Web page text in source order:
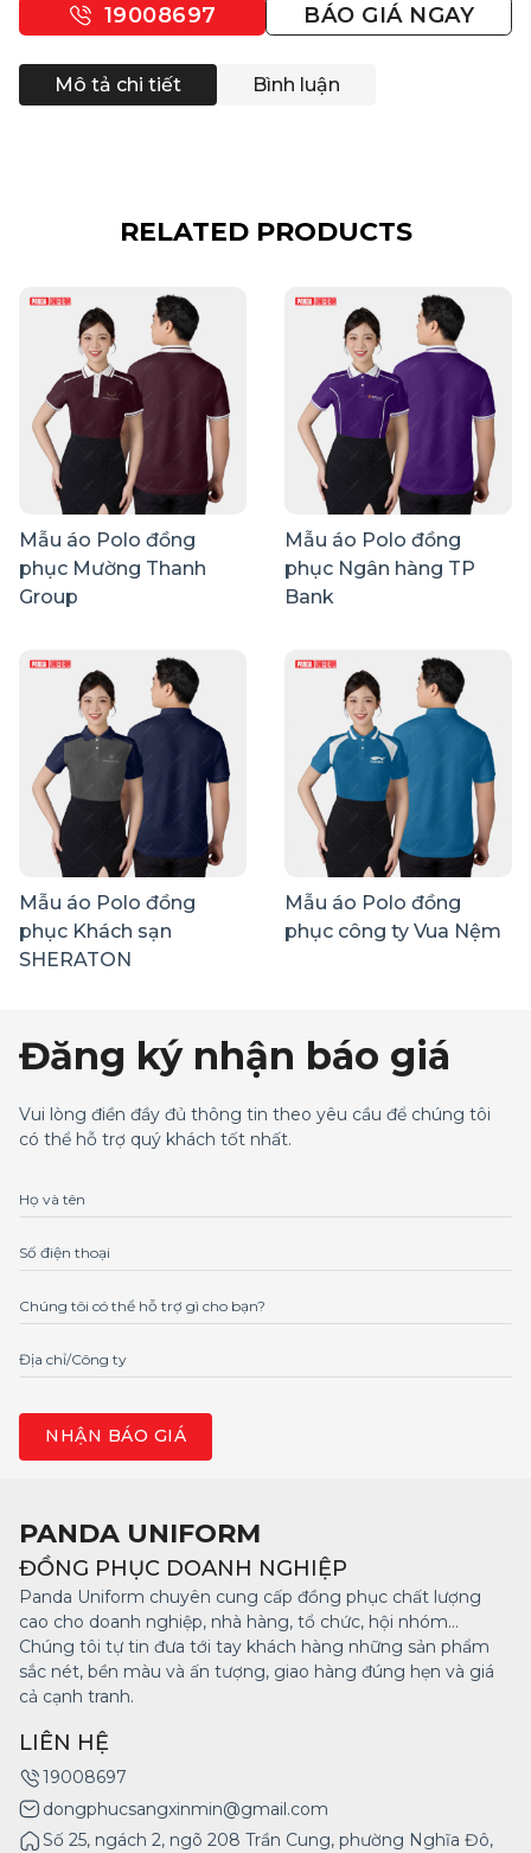
19008697 BÁO GIÁ NGAY
Mô tả chi tiết Bình luận
RELATED PRODUCTS
Mẫu áo Polo đồng
phục Mường Thanh
Group
Mẫu áo Polo đồng
phục Ngân hàng TP
Bank
Mẫu áo Polo đồng
phục Khách sạn
SHERATON
Mẫu áo Polo đồng
phục công ty Vua Nệm
Đăng ký nhận báo giá
Vui lòng điền đầy đủ thông tin theo yêu cầu để chúng tôi
có thể hỗ trợ quý khách tốt nhất.
Họ và tên
Số điện thoại
Chúng tôi có thể hỗ trợ gì cho bạn?
Địa chỉ/Công ty
PANDA UNIFORM
ĐỒNG PHỤC DOANH NGHIỆP
Panda Uniform chuyên cung cấp đồng phục chất lượng
cao cho doanh nghiệp, nhà hàng, tổ chức, hội nhóm...
Chúng tôi tự tin đưa tới tay khách hàng những sản phẩm
sắc nét, bền màu và ấn tượng, giao hàng đúng hẹn và giá
cả cạnh tranh.
LIÊN HỆ
19008697
dongphucsangxinmin@gmail.com
Số 25, ngách 2, ngõ 208 Trần Cung, phường Nghĩa Đô,